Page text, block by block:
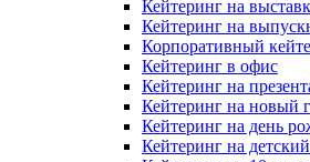
Кейтеринг на
Кейтеринг на
Корпоративный
Кейтеринг в офис
Кейтеринг на
Кейтеринг на новый
Кейтеринг на день
Кейтеринг на